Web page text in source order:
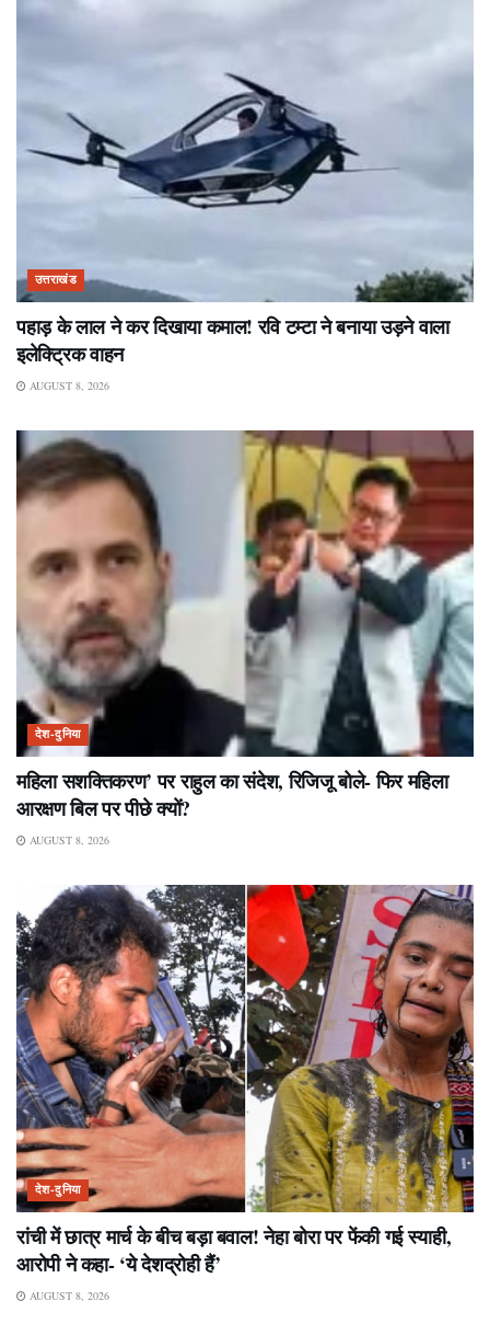
उत्तराखंड
पहाड़ के लाल ने कर दिखाया कमाल! रवि टम्टा ने बनाया उड़ने वाला
इलेक्ट्रिक वाहन
AUGUST 8, 2026
देश-दुनिया
महिला सशक्तिकरण’ पर राहुल का संदेश, रिजिजू बोले- फिर महिला
आरक्षण बिल पर पीछे क्यों?
AUGUST 8, 2026
देश-दुनिया
रांची में छात्र मार्च के बीच बड़ा बवाल! नेहा बोरा पर फेंकी गई स्याही,
आरोपी ने कहा- ‘ये देशद्रोही हैं’
AUGUST 8, 2026